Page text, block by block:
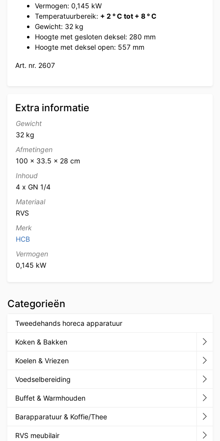
Vermogen: 0,145 kW
Temperatuurbereik: + 2 ° C tot + 8 ° C
Gewicht: 32 kg
Hoogte met gesloten deksel: 280 mm
Hoogte met deksel open: 557 mm
Art. nr. 2607
Extra informatie
Gewicht
32 kg
Afmetingen
100 × 33.5 × 28 cm
Inhoud
4 x GN 1/4
Materiaal
RVS
Merk
HCB
Vermogen
0,145 kW
Categorieën
Tweedehands horeca apparatuur
Koken & Bakken
Koelen & Vriezen
Voedselbereiding
Buffet & Warmhouden
Barapparatuur & Koffie/Thee
RVS meubilair